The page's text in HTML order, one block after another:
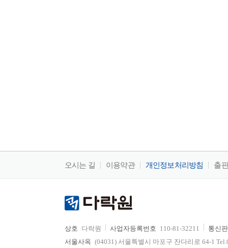
오시는 길 이용약관 개인정보처리방침 출
상호 다락원 사업자등록번호 110-81-32211
통신
서울사옥 (04031) 서울특별시 마포구 잔다리로 64-1